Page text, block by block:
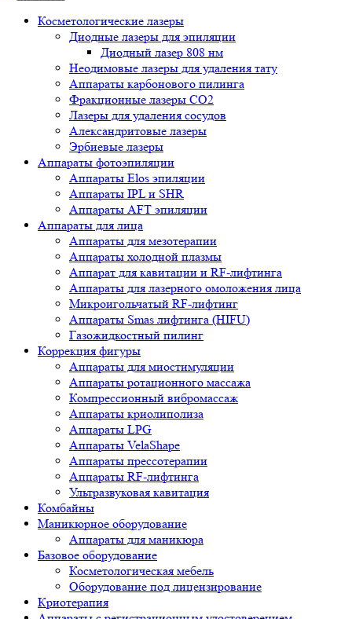
Косметологические лазеры
Диодные лазеры для эпиляции
Диодный лазер 808 нм
Неодимовые лазеры для удаления тату
Аппараты карбонового пилинга
Фракционные лазеры CO2
Лазеры для удаления сосудов
Александритовые лазеры
Эрбиевые лазеры
Аппараты фотоэпиляции
Аппараты Elos эпиляции
Аппараты IPL и SHR
Аппараты AFT эпиляции
Аппараты для лица
Аппараты для мезотерапии
Аппараты холодной плазмы
Аппарат для кавитации и RF-лифтинга
Аппараты для лазерного омоложения лица
Микроигольчатый RF-лифтинг
Аппараты Smas лифтинга (HIFU)
Газожидкостный пилинг
Коррекция фигуры
Аппараты для миостимуляции
Аппараты ротационного массажа
Компрессионный вибромассаж
Аппараты криолиполиза
Аппараты LPG
Аппараты VelaShape
Аппараты прессотерапии
Аппараты RF-лифтинга
Ультразвуковая кавитация
Комбайны
Маникюрное оборудование
Аппараты для маникюра
Базовое оборудование
Косметологическая мебель
Оборудование под лицензирование
Криотерапия